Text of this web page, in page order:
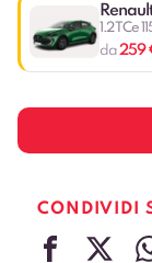
1.2 TCe
da259
CONDIVIDI